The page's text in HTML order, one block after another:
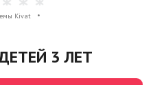
Kivat
3 ЛЕТ